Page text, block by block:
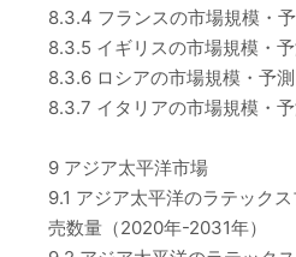
8.3.4 フランスの市場規模・
8.3.5 イギリスの市場規模・
8.3.6 ロシアの市場規模・予
8.3.7 イタリアの市場規模・
9 アジア太平洋市場
9.1 アジア太平洋のラテック
売数量（2020年-2031年）